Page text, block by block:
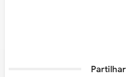
Partilhar